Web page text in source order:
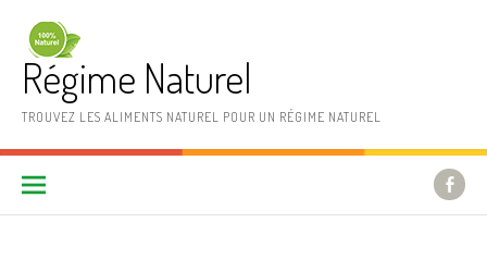
Régime Naturel
TROUVEZ LES ALIMENTS NATUREL POUR UN RÉGIME NATUREL